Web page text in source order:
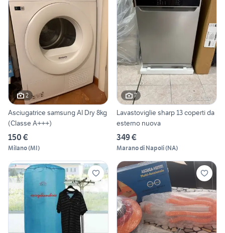
2
Asciugatrice samsung AI Dry 8kg
(Classe A+++)
150 €
Milano(MI)
7
Lavastoviglie sharp 13 coperti da
esterno nuova
349 €
Marano di Napoli(NA)